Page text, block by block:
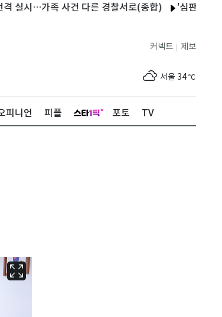
…가족 사건 다른 경찰서로(종합) '심판 성접대'가
제보
커넥트
서울 34 ℃
피니언 피플 포토 TV